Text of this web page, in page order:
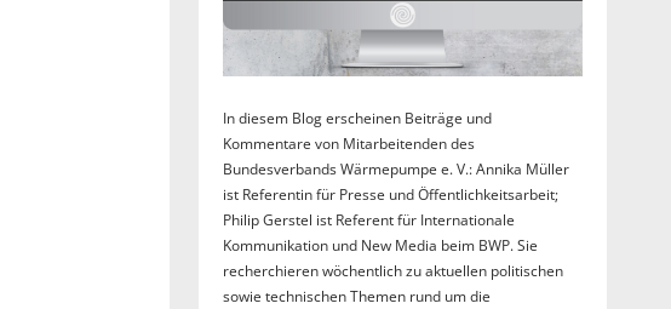
In diesem Blog erscheinen Beiträge und
Kommentare von Mitarbeitenden des
Bundesverbands Wärmepumpe e. V.: Annika Müller
ist Referentin für Presse und Öffentlichkeitsarbeit;
Philip Gerstel ist Referent für Internationale
Kommunikation und New Media beim BWP. Sie
recherchieren wöchentlich zu aktuellen politischen
sowie technischen Themen rund um die